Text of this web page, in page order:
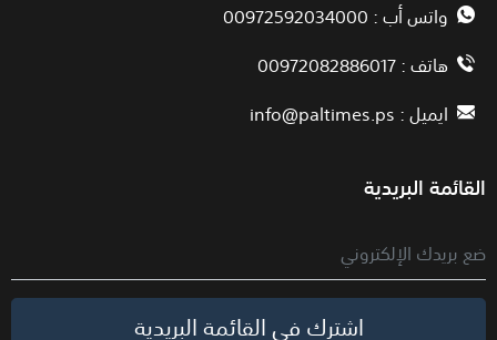
واتس أب : 00972592034000
هاتف : 00972082886017
ايميل :info@paltimes.ps
القائمة البريدية
اشترك في القائمة البريدية